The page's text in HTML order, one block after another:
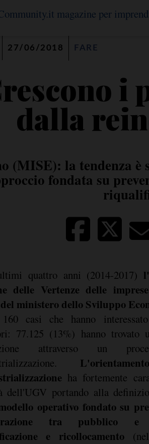
27/06/2018 FARE
i
dalla
(MISE): la tendenza
fondata su
quattro anni (2014-2017)
delle Vertenze delle
ministero dello Sviluppo
160 casi che hanno
77.125 (13%) hanno trovato
attraverso un
ha fortemente
dell'UGV portando alla
operativo fondato su
tra pubblico e
e ricollocamento